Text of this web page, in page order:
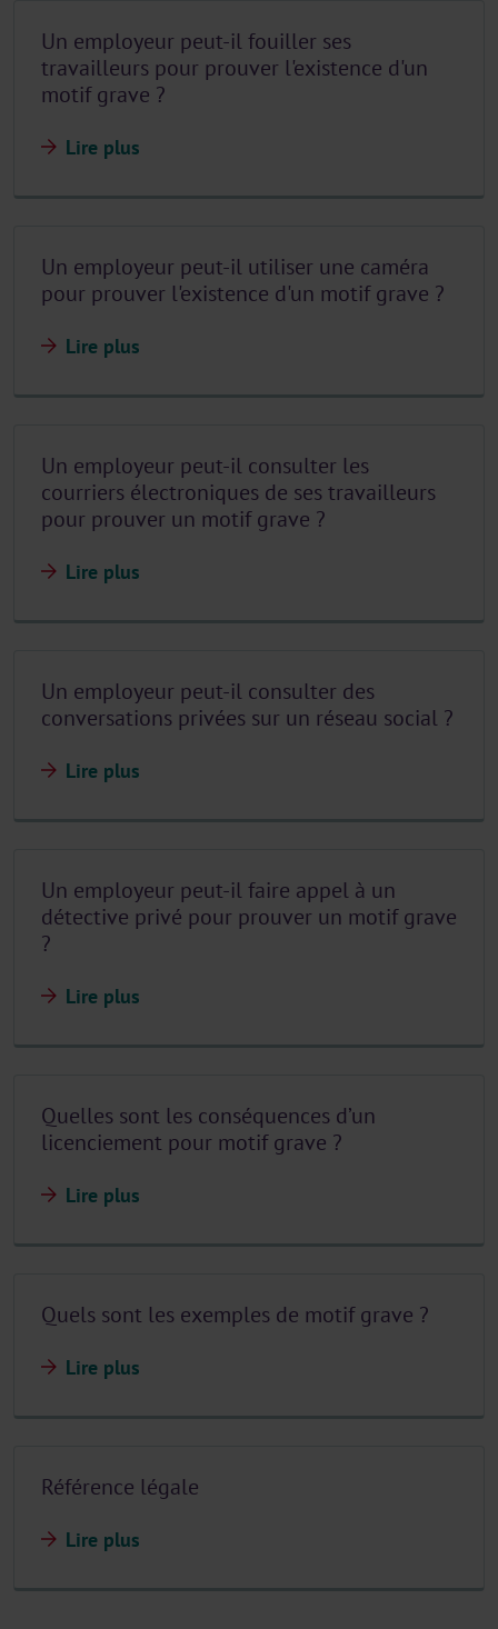
Un employeur peut-il fouiller ses
travailleurs pour prouver l'existence d'un
motif grave ?
Lire plus
Un employeur peut-il utiliser une caméra
pour prouver l'existence d'un motif grave ?
Lire plus
Un employeur peut-il consulter les
courriers électroniques de ses travailleurs
pour prouver un motif grave ?
Lire plus
Un employeur peut-il consulter des
conversations privées sur un réseau social ?
Lire plus
Un employeur peut-il faire appel à un
détective privé pour prouver un motif grave
?
Lire plus
Quelles sont les conséquences d’un
licenciement pour motif grave ?
Lire plus
Quels sont les exemples de motif grave ?
Lire plus
Référence légale
Lire plus